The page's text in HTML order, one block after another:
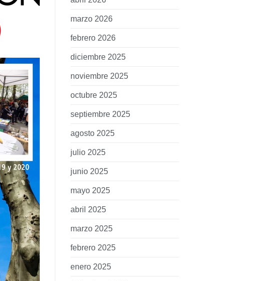
marzo 2026
febrero 2026
diciembre 2025
noviembre 2025
octubre 2025
septiembre 2025
agosto 2025
julio 2025
junio 2025
mayo 2025
abril 2025
marzo 2025
febrero 2025
enero 2025